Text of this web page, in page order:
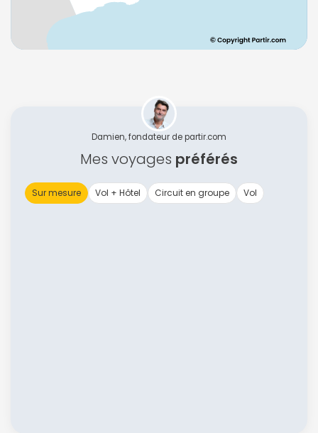
Damien, fondateur de partir.com
Mes voyages préférés
Sur mesure Vol + Hôtel Circuit en groupe Vol